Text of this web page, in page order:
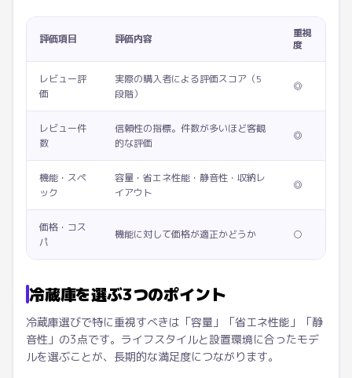
評価項目 評価内容
重視
度
レビュー評
価
実際の購入者による評価スコア（5
段階）
◎
レビュー件
数
信頼性の指標。件数が多いほど客観
的な評価
◎
機能・スペ
ック
容量・省エネ性能・静音性・収納レ
イアウト
◎
価格・コス
パ
機能に対して価格が適正かどうか ○
冷蔵庫を選ぶ3つのポイント
冷蔵庫選びで特に重視すべきは「容量」「省エネ性能」「静
音性」の3点です。ライフスタイルと設置環境に合ったモデ
ルを選ぶことが、長期的な満足度につながります。